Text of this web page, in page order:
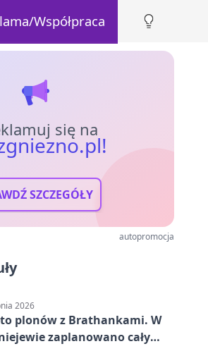
Współpraca
się na
SZCZEGÓŁY
autopromocja
2026
plonów z Brathankami. W
zaplanowano cały